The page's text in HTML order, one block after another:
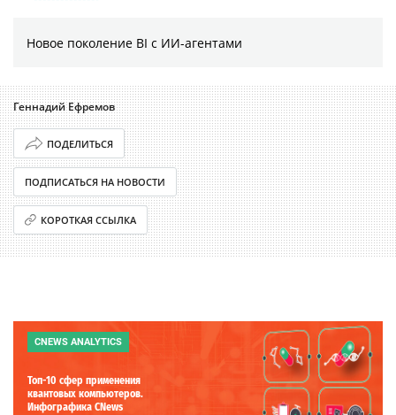
Новое поколение BI с ИИ-агентами
Геннадий Ефремов
ПОДЕЛИТЬСЯ
ПОДПИСАТЬСЯ НА НОВОСТИ
КОРОТКАЯ ССЫЛКА
CNEWS ANALYTICS
Топ-10 сфер применения
квантовых компьютеров.
Инфографика CNews